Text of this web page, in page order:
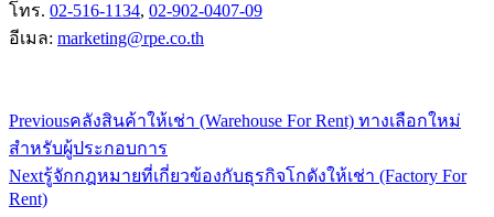
โทร. 02-516-1134, 02-902-0407-09
อีเมล: marketing@rpe.co.th
Previousคลังสินค้าให้เช่า (Warehouse For Rent) ทางเลือกใหม่
สำหรับผู้ประกอบการ
Nextรู้จักกฎหมายที่เกี่ยวข้องกับธุรกิจโกดังให้เช่า (Factory For
Rent)